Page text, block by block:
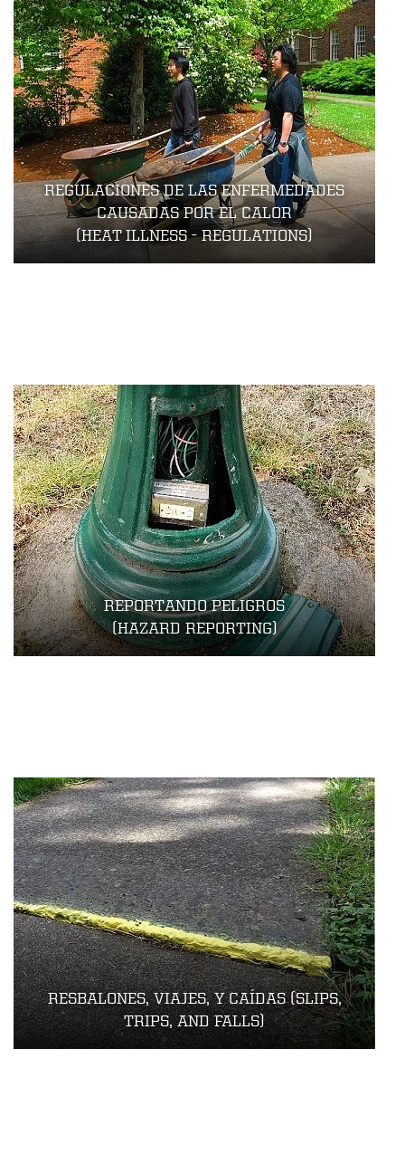
REGULACIONES DE LAS ENFERMEDADES
CAUSADAS POR EL CALOR
(HEAT ILLNESS - REGULATIONS)
REPORTANDO PELIGROS
​​​​​​(HAZARD REPORTING)
RESBALONES, VIAJES, Y CAÍDAS (SLIPS,
TRIPS, AND FALLS)